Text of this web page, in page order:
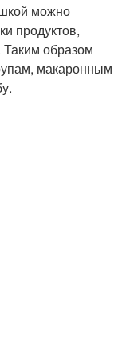
можно
продуктов,
образом
макаронным